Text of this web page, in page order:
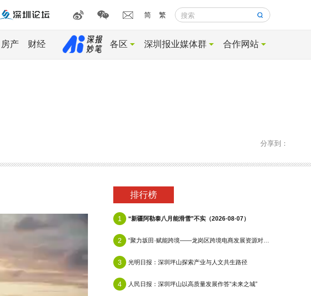
简 繁 搜索
房产 财经 各区 深圳报业媒体群 合作网站
分享到：
排行榜
1 “新疆阿勒泰八月能滑雪”不实（2026·08·07）
2 “聚力坂田·赋能跨境——龙岗区跨境电商发展资源对接会”在天安云谷顺利举办
3 光明日报：深圳坪山探索产业与人文共生路径
4 人民日报：深圳坪山以高质量发展作答“未来之城”